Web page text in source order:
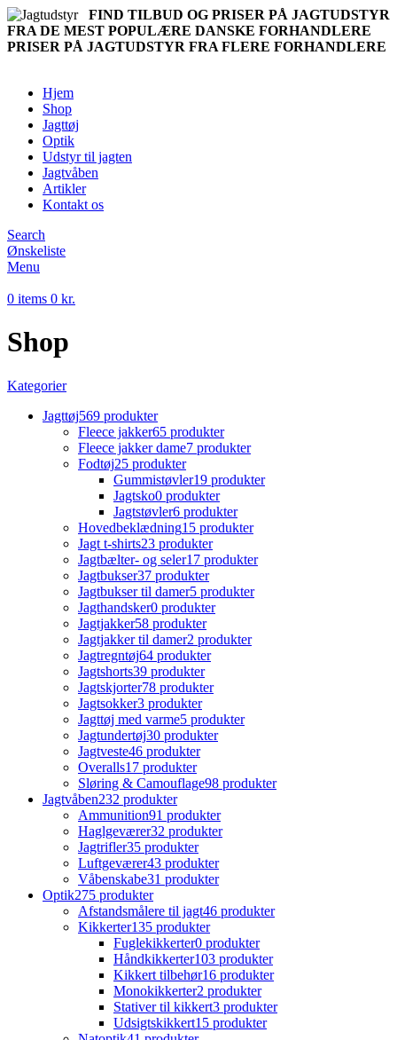
FIND TILBUD OG PRISER PÅ JAGTUDSTYR
FRA DE MEST POPULÆRE DANSKE FORHANDLERE
PRISER PÅ JAGTUDSTYR FRA FLERE FORHANDLERE
Hjem
Shop
Jagttøj
Optik
Udstyr til jagten
Jagtvåben
Artikler
Kontakt os
Search
Ønskeliste
Menu
0 items 0 kr.
Shop
Kategorier
Jagttøj569 produkter
Fleece jakker65 produkter
Fleece jakker dame7 produkter
Fodtøj25 produkter
Gummistøvler19 produkter
Jagtsko0 produkter
Jagtstøvler6 produkter
Hovedbeklædning15 produkter
Jagt t-shirts23 produkter
Jagtbælter- og seler17 produkter
Jagtbukser37 produkter
Jagtbukser til damer5 produkter
Jagthandsker0 produkter
Jagtjakker58 produkter
Jagtjakker til damer2 produkter
Jagtregntøj64 produkter
Jagtshorts39 produkter
Jagtskjorter78 produkter
Jagtsokker3 produkter
Jagttøj med varme5 produkter
Jagtundertøj30 produkter
Jagtveste46 produkter
Overalls17 produkter
Sløring & Camouflage98 produkter
Jagtvåben232 produkter
Ammunition91 produkter
Haglgeværer32 produkter
Jagtrifler35 produkter
Luftgeværer43 produkter
Våbenskabe31 produkter
Optik275 produkter
Afstandsmålere til jagt46 produkter
Kikkerter135 produkter
Fuglekikkerter0 produkter
Håndkikkerter103 produkter
Kikkert tilbehør16 produkter
Monokikkerter2 produkter
Stativer til kikkert3 produkter
Udsigtskikkert15 produkter